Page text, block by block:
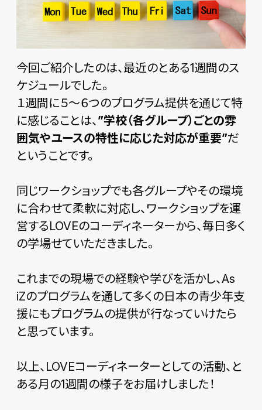
今回ご紹介したのは、最近のとある1週間のス
ケジュールでした。
１週間に５〜６つのプログラム提供を通じて特
に感じることは、”学校（各グループ）ごとの雰
囲気やユースの特性に応じた対応が重要”だ
ということです。
同じワークショップでも各グループやその環境
に合わせて柔軟に対応し、ワークショップを運
営するLOVEのコーディネーターから、毎日多く
の学場せていただきました。
これまでの現場での経験や学びを活かし、As
iZのプログラムを通して多くの日本の青少年支
援にもプログラムの提供が行なっていけたら
と思っています。
以上、LOVEコーディネーターとしての活動、と
ある月の1週間の様子をお届けしました！